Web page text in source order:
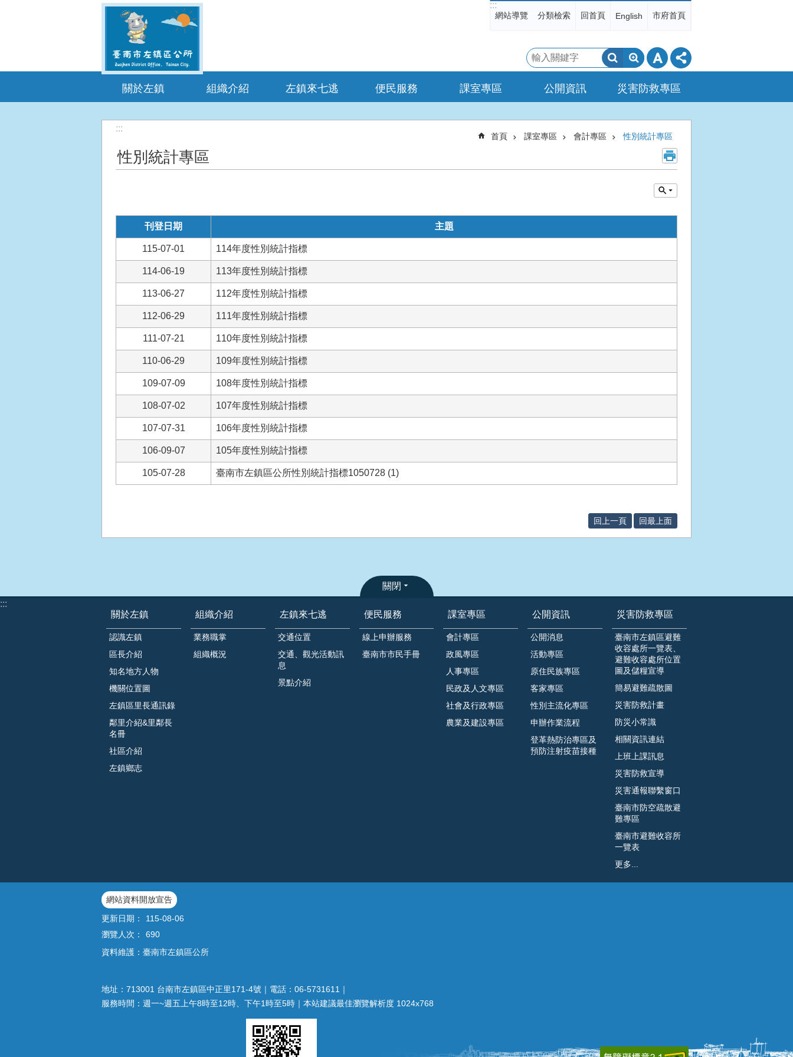
:::
網站導覽 分類檢索 回首頁 English 市府首頁
搜
尋
關於左鎮 組織介紹 左鎮來七逃 便民服務 課室專區 公開資訊 災害防救專區
:::
首頁 課室專區 會計專區 性別統計專區
性別統計專區
刊登日期 主題
115-07-01 114年度性別統計指標
114-06-19 113年度性別統計指標
113-06-27 112年度性別統計指標
112-06-29 111年度性別統計指標
111-07-21 110年度性別統計指標
110-06-29 109年度性別統計指標
109-07-09 108年度性別統計指標
108-07-02 107年度性別統計指標
107-07-31 106年度性別統計指標
106-09-07 105年度性別統計指標
105-07-28 臺南市左鎮區公所性別統計指標1050728 (1)
回上一頁 回最上面
關閉
:::
關於左鎮
認識左鎮
區長介紹
知名地方人物
機關位置圖
左鎮區里長通訊錄
鄰里介紹&里鄰長
名冊
社區介紹
左鎮鄉志
組織介紹
業務職掌
組織概況
左鎮來七逃
交通位置
交通、觀光活動訊
息
景點介紹
便民服務
線上申辦服務
臺南市市民手冊
課室專區
會計專區
政風專區
人事專區
民政及人文專區
社會及行政專區
農業及建設專區
公開資訊
公開消息
活動專區
原住民族專區
客家專區
性別主流化專區
申辦作業流程
登革熱防治專區及
預防注射疫苗接種
災害防救專區
臺南市左鎮區避難
收容處所一覽表、
避難收容處所位置
圖及儲糧宣導
簡易避難疏散圖
災害防救計畫
防災小常識
相關資訊連結
上班上課訊息
災害防救宣導
災害通報聯繫窗口
臺南市防空疏散避
難專區
臺南市避難收容所
一覽表
更多...
網站資料開放宣告
更新日期：
115-08-06
瀏覽人次：
690
資料維護：臺南市左鎮區公所
地址：713001 台南市左鎮區中正里171-4號｜電話：06-5731611｜
服務時間：週一~週五上午8時至12時、下午1時至5時｜本站建議最佳瀏覽解析度 1024x768